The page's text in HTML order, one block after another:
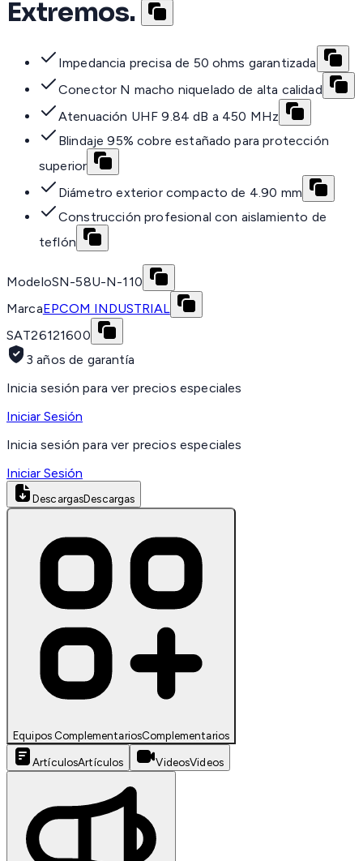
Extremos.
Impedancia precisa de 50 ohms garantizada
Conector N macho niquelado de alta calidad
Atenuación UHF 9.84 dB a 450 MHz
Blindaje 95% cobre estañado para protección
superior
Diámetro exterior compacto de 4.90 mm
Construcción profesional con aislamiento de
teflón
ModeloSN-58U-N-110
MarcaEPCOM INDUSTRIAL
SAT26121600
3 años de garantía
Inicia sesión para ver precios especiales
Iniciar Sesión
Inicia sesión para ver precios especiales
Iniciar Sesión
DescargasDescargas
Equipos ComplementariosComplementarios
ArtículosArtículos VideosVideos